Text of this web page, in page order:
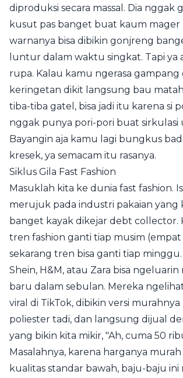
diproduksi secara massal. Dia nggak
kusut pas banget buat kaum mager
warnanya bisa dibikin gonjreng
luntur dalam waktu singkat. Tapi ya
rupa. Kalau kamu ngerasa gampang
keringetan dikit langsung bau
tiba-tiba gatel, bisa jadi itu karena si
nggak punya pori-pori buat sirkulasi
Bayangin aja kamu lagi bungkus
kresek, ya semacam itu rasanya.
Siklus Gila Fast Fashion
Masuklah kita ke dunia fast fashion.
merujuk pada industri pakaian yang
banget kayak dikejar debt collector.
tren fashion ganti tiap musim
sekarang tren bisa ganti tiap
Shein, H&M, atau Zara bisa ngeluarin
baru dalam sebulan. Mereka
viral di TikTok, dibikin versi murahnya
poliester tadi, dan langsung dijual
yang bikin kita mikir, "Ah, cuma 50
Masalahnya, karena harganya
kualitas standar bawah, baju-baju ini